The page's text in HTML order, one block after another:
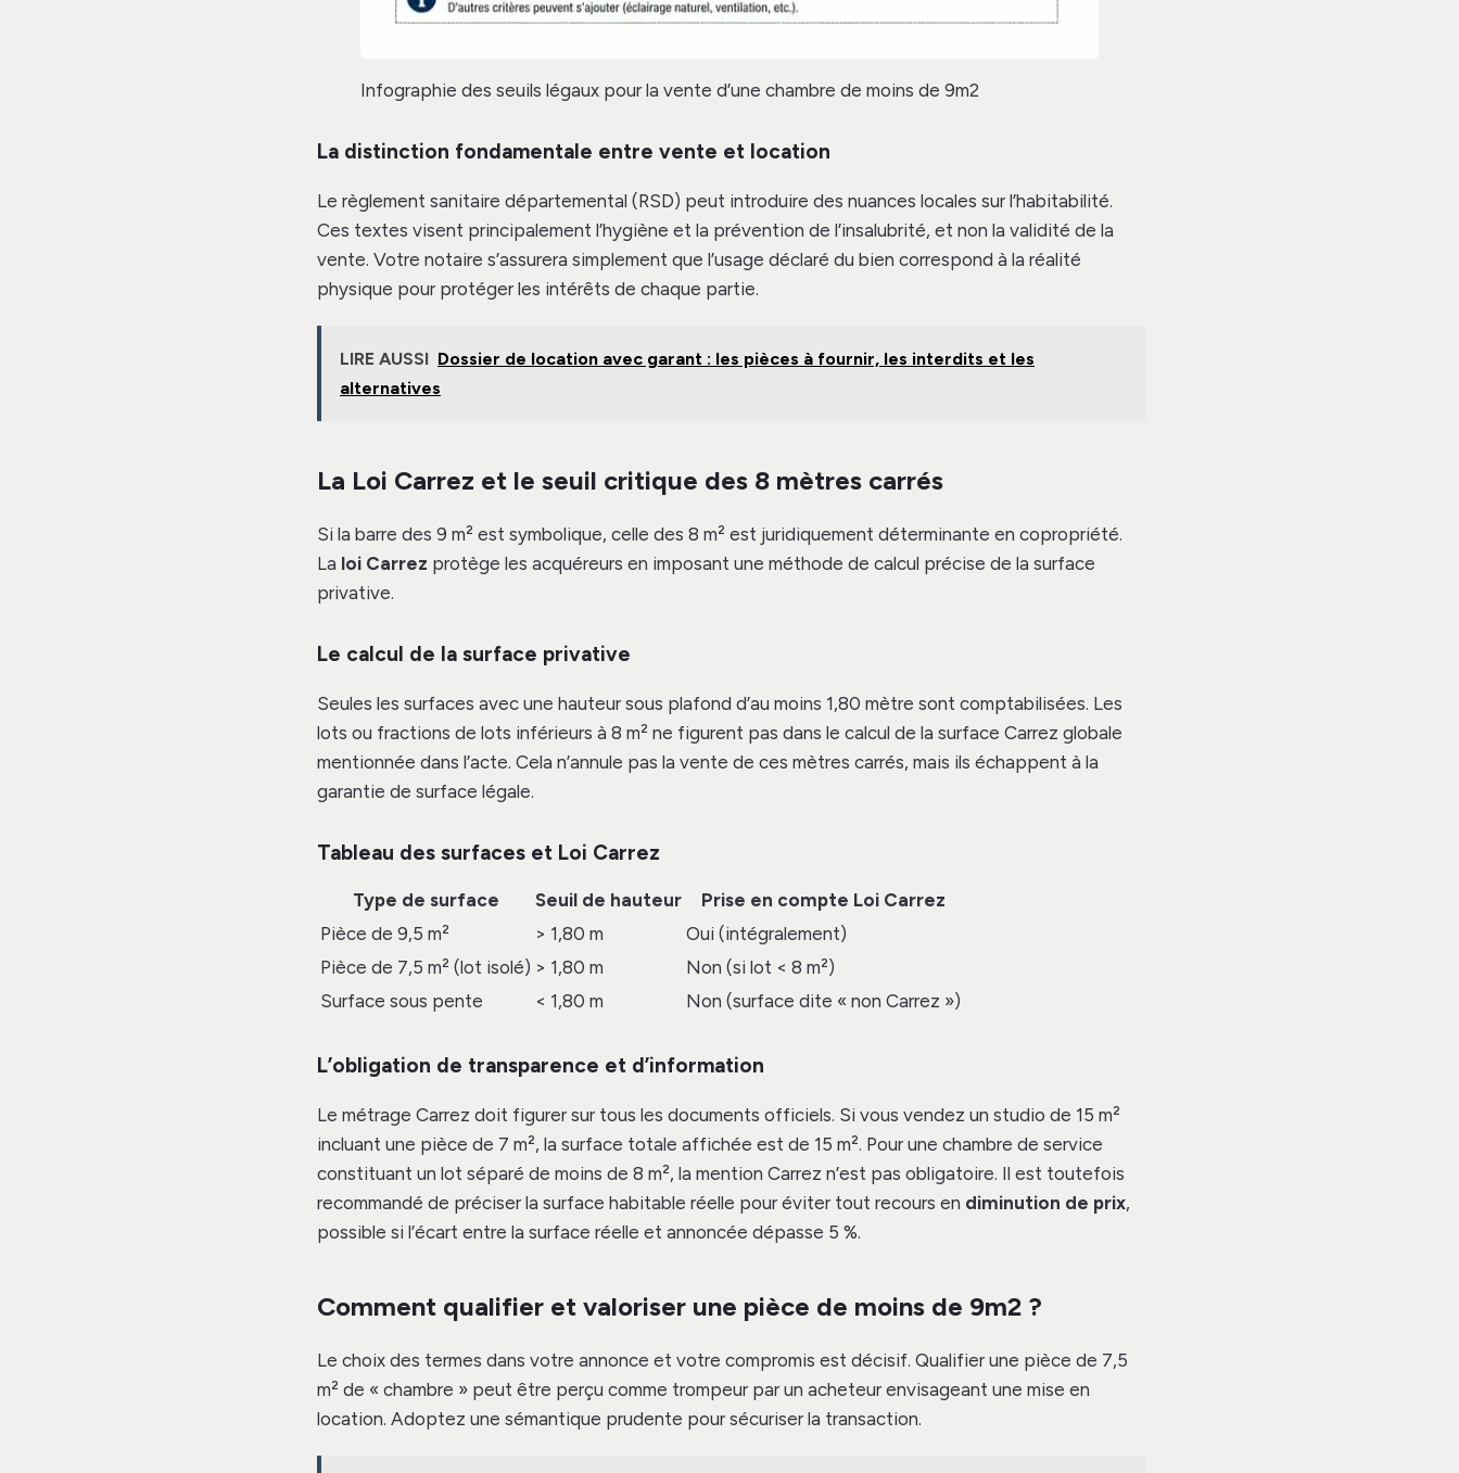
Infographie des seuils légaux pour la vente d’une chambre de moins de 9m2
La distinction fondamentale entre vente et location
Le règlement sanitaire départemental (RSD) peut introduire des nuances locales sur l’habitabilité.
Ces textes visent principalement l’hygiène et la prévention de l’insalubrité, et non la validité de la
vente. Votre notaire s’assurera simplement que l’usage déclaré du bien correspond à la réalité
physique pour protéger les intérêts de chaque partie.
LIRE AUSSI Dossier de location avec garant : les pièces à fournir, les interdits et les
alternatives
La Loi Carrez et le seuil critique des 8 mètres carrés
Si la barre des 9 m² est symbolique, celle des 8 m² est juridiquement déterminante en copropriété.
La loi Carrez protège les acquéreurs en imposant une méthode de calcul précise de la surface
privative.
Le calcul de la surface privative
Seules les surfaces avec une hauteur sous plafond d’au moins 1,80 mètre sont comptabilisées. Les
lots ou fractions de lots inférieurs à 8 m² ne figurent pas dans le calcul de la surface Carrez globale
mentionnée dans l’acte. Cela n’annule pas la vente de ces mètres carrés, mais ils échappent à la
garantie de surface légale.
Tableau des surfaces et Loi Carrez
Type de surface Seuil de hauteur
Prise en compte Loi Carrez
Pièce de 9,5 m²
> 1,80 m
Oui (intégralement)
Pièce de 7,5 m² (lot isolé) > 1,80 m
Non (si lot < 8 m²)
Surface sous pente
< 1,80 m Non (surface dite « non Carrez »)
L’obligation de transparence et d’information
Le métrage Carrez doit figurer sur tous les documents officiels. Si vous vendez un studio de 15 m²
incluant une pièce de 7 m², la surface totale affichée est de 15 m². Pour une chambre de service
constituant un lot séparé de moins de 8 m², la mention Carrez n’est pas obligatoire. Il est toutefois
recommandé de préciser la surface habitable réelle pour éviter tout recours en diminution de prix,
possible si l’écart entre la surface réelle et annoncée dépasse 5 %.
Comment qualifier et valoriser une pièce de moins de 9m2 ?
Le choix des termes dans votre annonce et votre compromis est décisif. Qualifier une pièce de 7,5
m² de « chambre » peut être perçu comme trompeur par un acheteur envisageant une mise en
location. Adoptez une sémantique prudente pour sécuriser la transaction.